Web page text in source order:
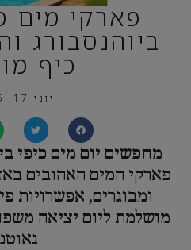
פארקי מים
ביוהנסבורג
כיף
יוני 17, 2026
מחפשים יום מים כיפי
פארקי המים האהובים
ומבוגרים, אפשרויות
מושלמת ליום יציאה